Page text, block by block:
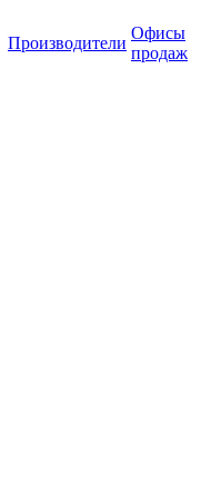
Производители
Офисы
продаж